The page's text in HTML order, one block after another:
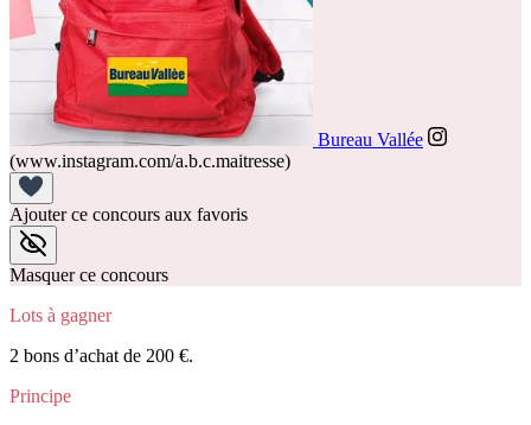
Bureau Vallée
(www.instagram.com/a.b.c.maitresse)
Ajouter ce concours aux favoris
Masquer ce concours
Lots à gagner
2 bons d’achat de 200 €.
Principe